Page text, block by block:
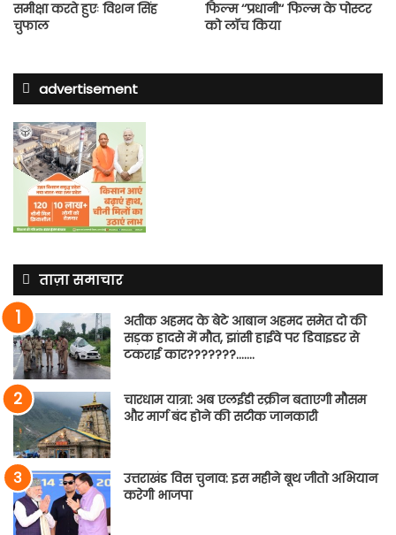
समीक्षा करते हुएः विशन सिंह
चुफाल
फिल्म ‘‘प्रधानी‘‘ फिल्म के पोस्टर
को लॉच किया
advertisement
ताज़ा समाचार
अतीक अहमद के बेटे आबान अहमद समेत दो की
सड़क हादसे में मौत, झांसी हाईवे पर डिवाइडर से
टकराई कार???????…….
चारधाम यात्रा: अब एलईडी स्क्रीन बताएगी मौसम
और मार्ग बंद होने की सटीक जानकारी
उत्तराखंड विस चुनाव: इस महीने बूथ जीतो अभियान
करेगी भाजपा